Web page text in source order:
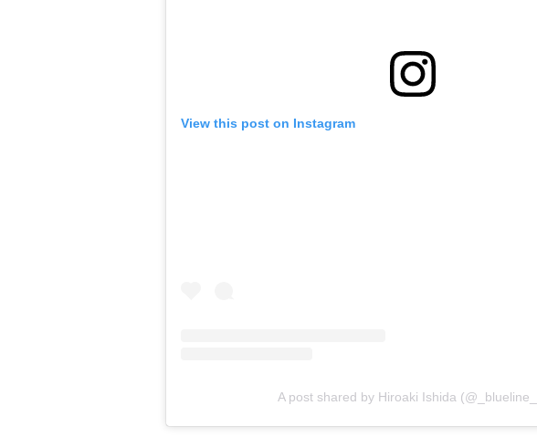
View this post on Instagram
A post shared by Hiroaki Ishida